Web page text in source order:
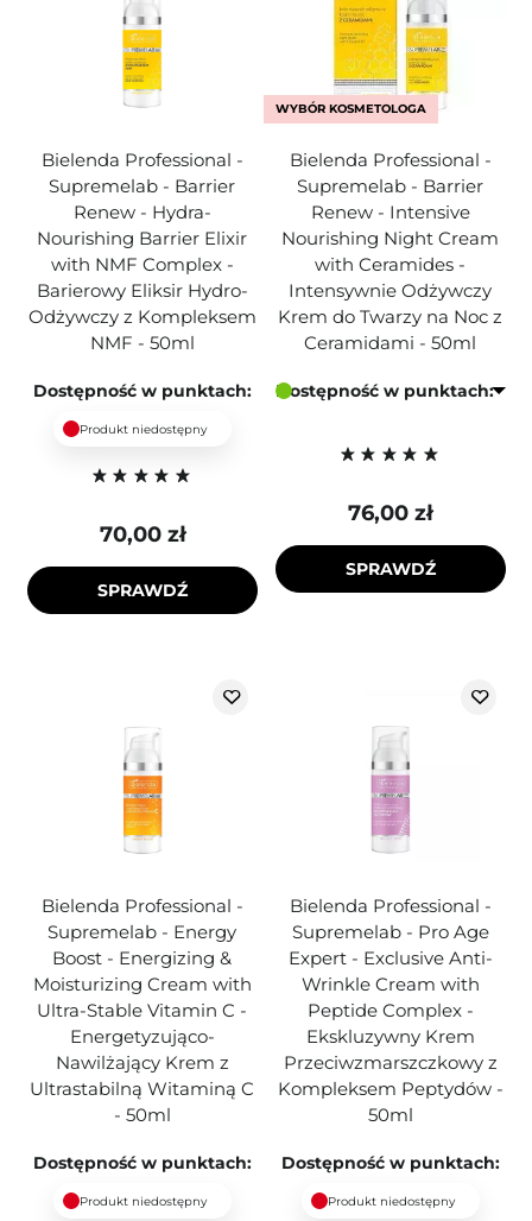
Bielenda Professional -
Supremelab - Barrier
Renew - Hydra-
Nourishing Barrier Elixir
with NMF Complex -
Barierowy Eliksir Hydro-
Odżywczy z Kompleksem
NMF - 50ml
Dostępność w punktach:
Produkt niedostępny
70,00 zł
SPRAWDŹ
WYBÓR KOSMETOLOGA
Bielenda Professional -
Supremelab - Barrier
Renew - Intensive
Nourishing Night Cream
with Ceramides -
Intensywnie Odżywczy
Krem do Twarzy na Noc z
Ceramidami - 50ml
Dostępność w punktach:
76,00 zł
SPRAWDŹ
Bielenda Professional -
Supremelab - Energy
Boost - Energizing &
Moisturizing Cream with
Ultra-Stable Vitamin C -
Energetyzująco-
Nawilżający Krem z
Ultrastabilną Witaminą C
- 50ml
Dostępność w punktach:
Produkt niedostępny
Bielenda Professional -
Supremelab - Pro Age
Expert - Exclusive Anti-
Wrinkle Cream with
Peptide Complex -
Ekskluzywny Krem
Przeciwzmarszczkowy z
Kompleksem Peptydów -
50ml
Dostępność w punktach:
Produkt niedostępny